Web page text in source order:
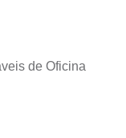
de Oficina